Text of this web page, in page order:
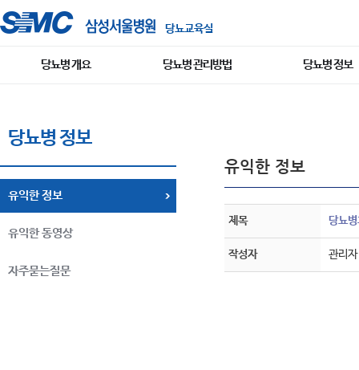
당뇨교육실
당뇨병 개요 당뇨병 관리방법 당뇨병 정보
당뇨병 정보
유익한 정보
유익한 동영상
자주묻는질문
유익한 정보
제목 당뇨
작성자 관리자